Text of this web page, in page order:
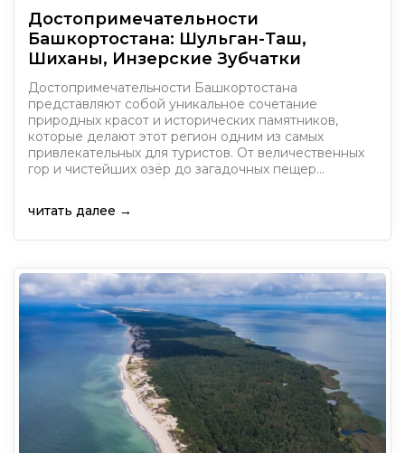
Достопримечательности
Башкортостана: Шульган-Таш,
Шиханы, Инзерские Зубчатки
Достопримечательности Башкортостана
представляют собой уникальное сочетание
природных красот и исторических памятников,
которые делают этот регион одним из самых
привлекательных для туристов. От величественных
гор и чистейших озёр до загадочных пещер…
читать далее →